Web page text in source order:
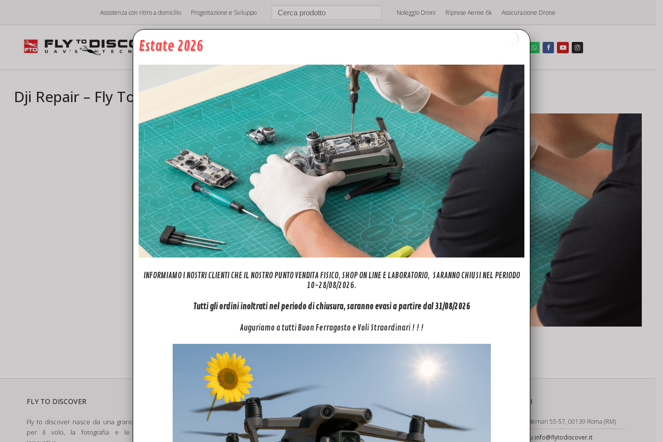
contenuto
Assistenza con ritiro a domicilio Progettazione e Sviluppo Noleggio Droni Riprese Aeree 6k Assicurazione Drone
Home
Dji Repair – Fly To Discover Assistenza drone Dji – Riparazione drone Dji
Dji Repair – Fly To Discover Assistenza drone Dji – Riparazione drone Dji
FLY TO DISCOVER
Fly to discover nasce da una grande passione
per il volo, la fotografia e le tecnologie
Assistenza e Ritiro
Noleggio Droni
NEWS
Siamo presenti su MEPA
Mepa – Acquisti in Rete PA
Il Mercato Elettr...
Account
Il Tuo Carrello
CONTATTI
Via Carlo Bernari 55-57, 00139 Roma (RM)
Segreteria:info@flytodiscover.it
Estate 2026
INFORMIAMO I NOSTRI CLIENTI CHE IL NOSTRO PUNTO VENDITA FISICO, SHOP ON LINE E LABORATORIO, SARANNO CHIUSI NEL PERIODO
10-28/08/2026.
Tutti gli ordini inoltrati nel periodo di chiusura, saranno evasi a partire dal 31/08/2026
Auguriamo a tutti Buon Ferragosto e Voli Straordinari ! ! !